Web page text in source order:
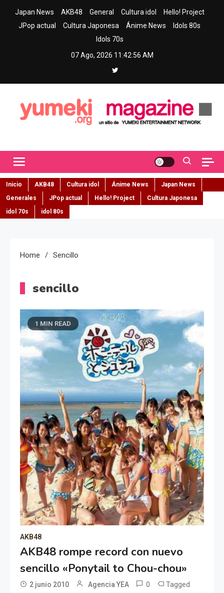
Japan News AKB48 General Cultura idol
Hello! Project
JPop actual
Cultura Japonesa Ánime News
Idols 80s
Idols 70s
07 Ago, 2026 11:42:57 AM
Inicio AKB48 Cultura idol Ánime News
Japan News
Generales
JPop actual Hello! Project
Cultura Japonesa
idol 70s
idol 80s
Home Sencillo
sencillo
1 MIN READ
AKB48
AKB48 rompe record con nuevo
sencillo «Ponytail to Chou-chou»
2 junio 2010 Agencia YEA 0 Tagged